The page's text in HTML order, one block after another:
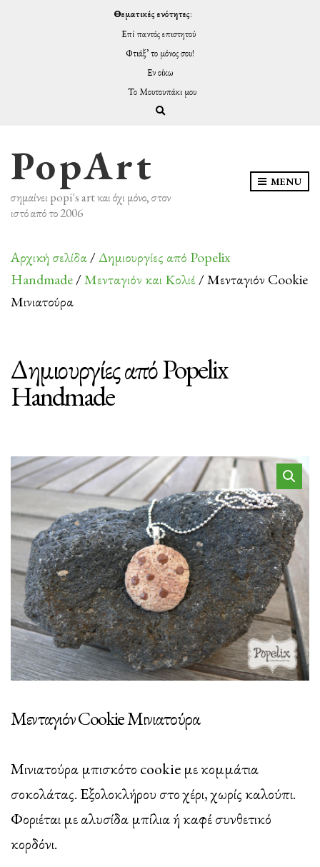
Θεματικές ενότητες:
Επί παντός επιστητού
Φτιάξ’ το μόνος σου!
Εν οίκω
Το Μουτουπάκι μου
Expand search form
PopArt
σημαίνει popi's art και όχι μόνο, στον
ιστό από το 2006
MENU
Αρχική σελίδα/Δημιουργίες από Popelix
Handmade/Μενταγιόν και Κολιέ/ Μενταγιόν Cookie
Μινιατούρα
Δημιουργίες από Popelix
Handmade
Μενταγιόν Cookie Μινιατούρα
Μινιατούρα μπισκότο cookie με κομμάτια
σοκολάτας. Εξολοκλήρου στο χέρι, χωρίς καλούπι.
Φοριέται με αλυσίδα μπίλια ή καφέ συνθετικό
κορδόνι.